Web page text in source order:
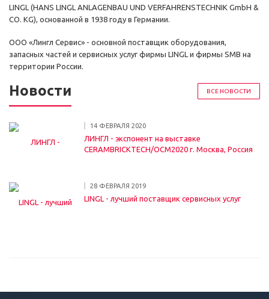
LINGL (HANS LINGL ANLAGENBAU UND VERFAHRENSTECHNIK GmbH &
CО. KG), основанной в 1938 году в Германии.
OOO «Лингл Сервис» - основной поставщик оборудования,
запасных частей и сервисных услуг фирмы LINGL и фирмы SMB на
территории России.
ВСЕ НОВОСТИ
Новости
14 ФЕВРАЛЯ 2020
ЛИНГЛ - экспонент на выставке
CERAMBRICKTECH/OCM2020 г. Москва, Россия
28 ФЕВРАЛЯ 2019
LINGL - лучший поставщик сервисных услуг